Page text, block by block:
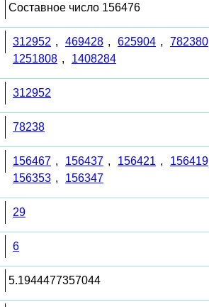
Составное число 156476
312952 , 469428 , 625904 , 782380
1251808 , 1408284
312952
78238
156467 , 156437 , 156421 , 156419
156353 , 156347
29
6
5.1944477357044